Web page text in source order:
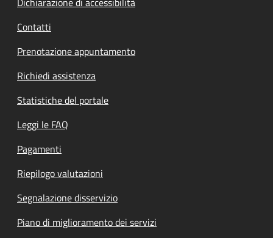
Contatti
Prenotazione appuntamento
Richiedi assistenza
Statistiche del portale
Leggi le FAQ
Pagamenti
Riepilogo valutazioni
Segnalazione disservizio
Piano di miglioramento dei servizi